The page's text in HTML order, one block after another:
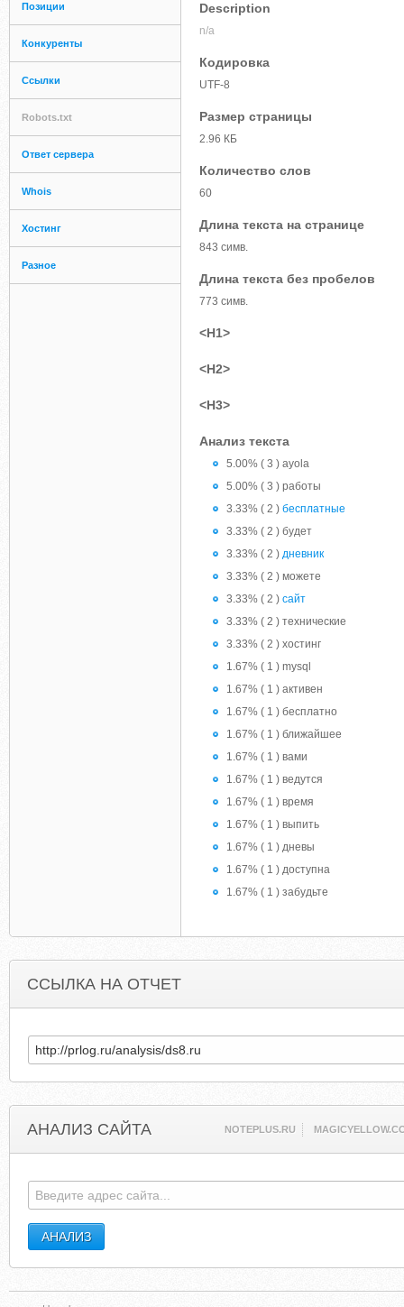
Позиции
Конкуренты
Ссылки
Robots.txt
Ответ сервера
Whois
Хостинг
Разное
Description
n/a
Кодировка
UTF-8
Размер страницы
2.96 КБ
Количество слов
60
Длина текста на странице
843 симв.
Длина текста без пробелов
773 симв.
<H1>
<H2>
<H3>
Анализ текста
5.00% ( 3 ) ayola
5.00% ( 3 ) работы
3.33% ( 2 ) бесплатные
3.33% ( 2 ) будет
3.33% ( 2 ) дневник
3.33% ( 2 ) можете
3.33% ( 2 ) сайт
3.33% ( 2 ) технические
3.33% ( 2 ) хостинг
1.67% ( 1 ) mysql
1.67% ( 1 ) активен
1.67% ( 1 ) бесплатно
1.67% ( 1 ) ближайшее
1.67% ( 1 ) вами
1.67% ( 1 ) ведутся
1.67% ( 1 ) время
1.67% ( 1 ) выпить
1.67% ( 1 ) дневы
1.67% ( 1 ) доступна
1.67% ( 1 ) забудьте
ССЫЛКА НА ОТЧЕТ
АНАЛИЗ САЙТА NOTEPLUS.RU